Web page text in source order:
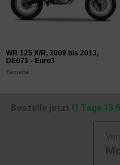
WR 125 X/R, 2009 bis 2013,
DE071 - Euro3
Yamaha
Bestelle jetzt (1 Tage 13